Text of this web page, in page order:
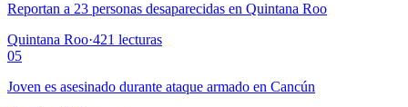
Reportan a 23 personas desaparecidas en Quintana Roo
Quintana Roo·421 lecturas
05
Joven es asesinado durante ataque armado en Cancún